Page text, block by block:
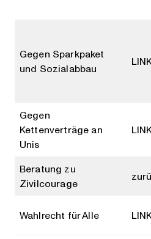
Gegen Sparkpaket
und Sozialabbau
Gegen
Kettenverträge an
Unis
Beratung zu
Zivilcourage
Wahlrecht für Alle